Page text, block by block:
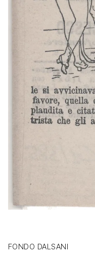
FONDO DALSANI